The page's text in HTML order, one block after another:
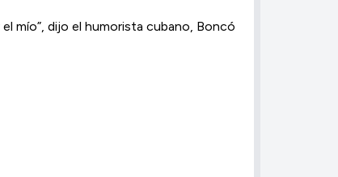
mío”, dijo el humorista cubano, Boncó